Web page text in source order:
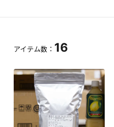
アイテム数： 16